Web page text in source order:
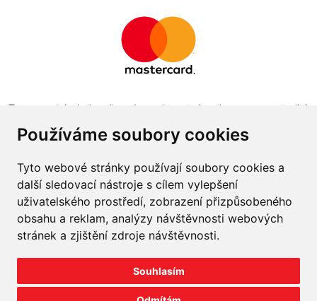
Používáme soubory cookies
Tyto webové stránky používají soubory cookies a
další sledovací nástroje s cílem vylepšení
uživatelského prostředí, zobrazení přizpůsobeného
obsahu a reklam, analýzy návštěvnosti webových
stránek a zjištění zdroje návštěvnosti.
Souhlasím
Tento projekt byl realizován za finanční podpory z prostředků
obchodu v programu The Country for the Future
Napište nám
Velkoobchod